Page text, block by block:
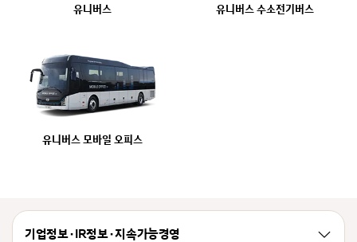
유니버스 유니버스 수소전기버스
유니버스 모바일 오피스
기업정보 · IR정보 · 지속가능경영